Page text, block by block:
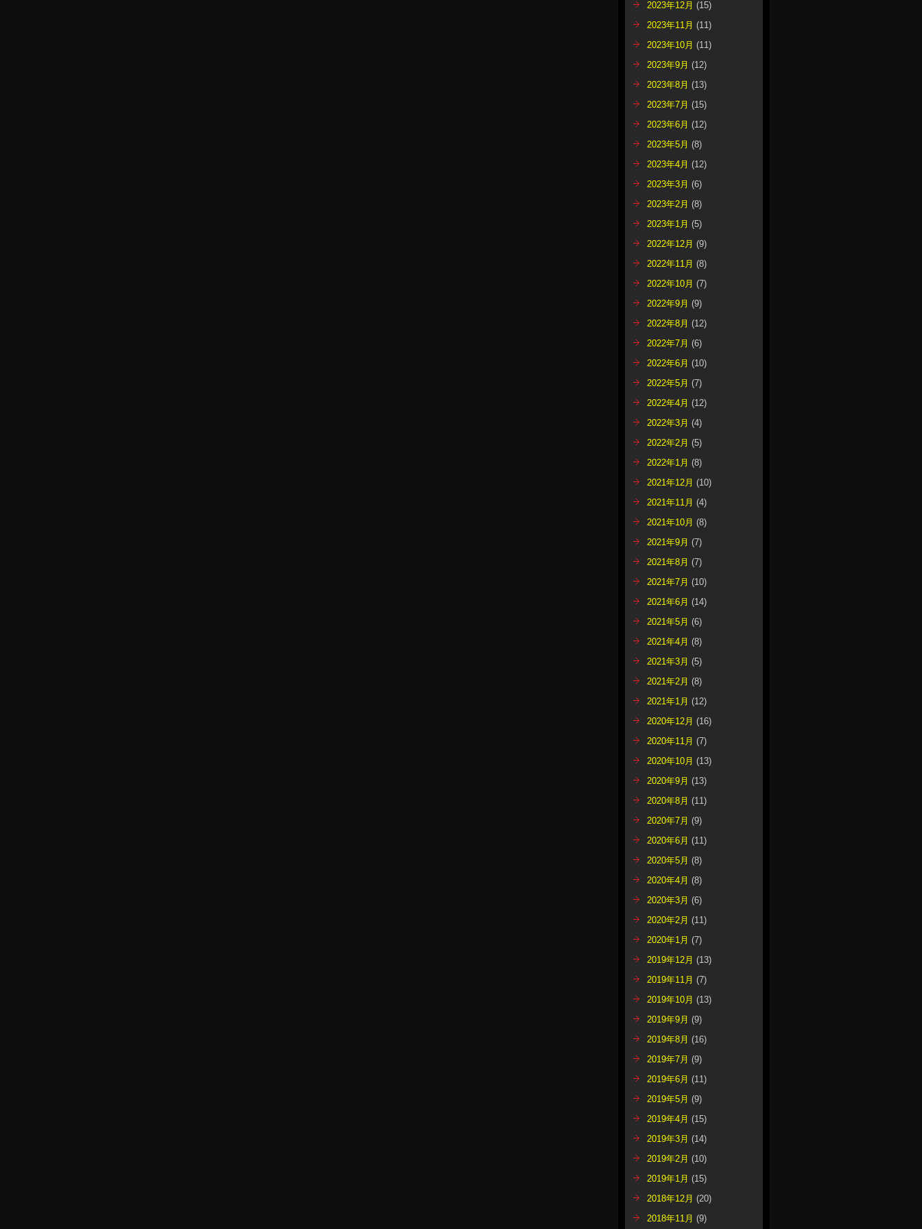
2023年12月 (15)
2023年11月 (11)
2023年10月 (11)
2023年9月 (12)
2023年8月 (13)
2023年7月 (15)
2023年6月 (12)
2023年5月 (8)
2023年4月 (12)
2023年3月 (6)
2023年2月 (8)
2023年1月 (5)
2022年12月 (9)
2022年11月 (8)
2022年10月 (7)
2022年9月 (9)
2022年8月 (12)
2022年7月 (6)
2022年6月 (10)
2022年5月 (7)
2022年4月 (12)
2022年3月 (4)
2022年2月 (5)
2022年1月 (8)
2021年12月 (10)
2021年11月 (4)
2021年10月 (8)
2021年9月 (7)
2021年8月 (7)
2021年7月 (10)
2021年6月 (14)
2021年5月 (6)
2021年4月 (8)
2021年3月 (5)
2021年2月 (8)
2021年1月 (12)
2020年12月 (16)
2020年11月 (7)
2020年10月 (13)
2020年9月 (13)
2020年8月 (11)
2020年7月 (9)
2020年6月 (11)
2020年5月 (8)
2020年4月 (8)
2020年3月 (6)
2020年2月 (11)
2020年1月 (7)
2019年12月 (13)
2019年11月 (7)
2019年10月 (13)
2019年9月 (9)
2019年8月 (16)
2019年7月 (9)
2019年6月 (11)
2019年5月 (9)
2019年4月 (15)
2019年3月 (14)
2019年2月 (10)
2019年1月 (15)
2018年12月 (20)
2018年11月 (9)